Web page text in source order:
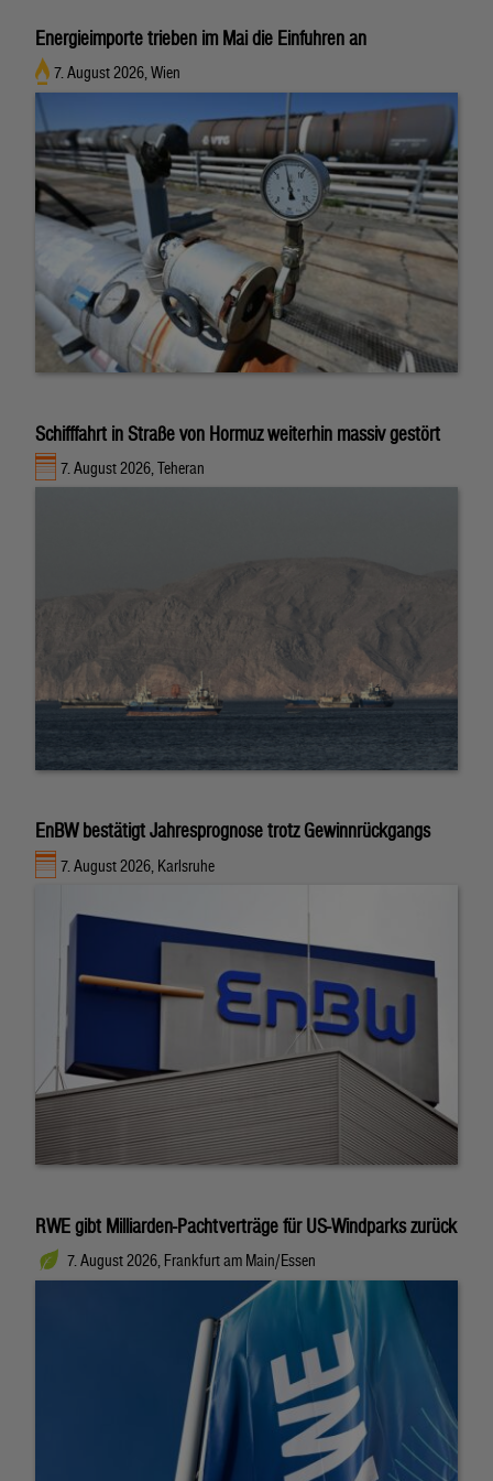
Energieimporte trieben im Mai die Einfuhren an
7. August 2026, Wien
Schifffahrt in Straße von Hormuz weiterhin massiv gestört
7. August 2026, Teheran
EnBW bestätigt Jahresprognose trotz Gewinnrückgangs
7. August 2026, Karlsruhe
RWE gibt Milliarden-Pachtverträge für US-Windparks zurück
7. August 2026, Frankfurt am Main/Essen